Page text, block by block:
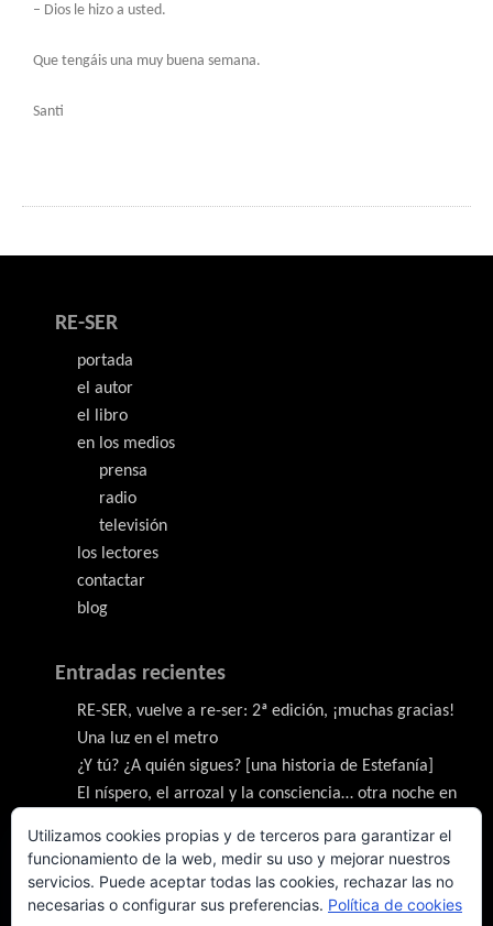
– Dios le hizo a usted.
Que tengáis una muy buena semana.
Santi
RE-SER
portada
el autor
el libro
en los medios
prensa
radio
televisión
los lectores
contactar
blog
Entradas recientes
RE-SER, vuelve a re-ser: 2ª edición, ¡muchas gracias!
Una luz en el metro
¿Y tú? ¿A quién sigues? [una historia de Estefanía]
El níspero, el arrozal y la consciencia… otra noche en
Despertar en París [Aventuras bajo una farola en la
ciudad de la luz]
Utilizamos cookies propias y de terceros para garantizar el
funcionamiento de la web, medir su uso y mejorar nuestros
servicios. Puede aceptar todas las cookies, rechazar las no
necesarias o configurar sus preferencias. Política de cookies